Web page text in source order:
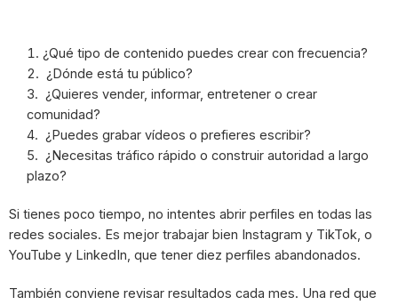
¿Qué tipo de contenido puedes crear con frecuencia?
¿Dónde está tu público?
¿Quieres vender, informar, entretener o crear
comunidad?
¿Puedes grabar vídeos o prefieres escribir?
¿Necesitas tráfico rápido o construir autoridad a largo
plazo?
Si tienes poco tiempo, no intentes abrir perfiles en todas las
redes sociales. Es mejor trabajar bien Instagram y TikTok, o
YouTube y LinkedIn, que tener diez perfiles abandonados.
También conviene revisar resultados cada mes. Una red que